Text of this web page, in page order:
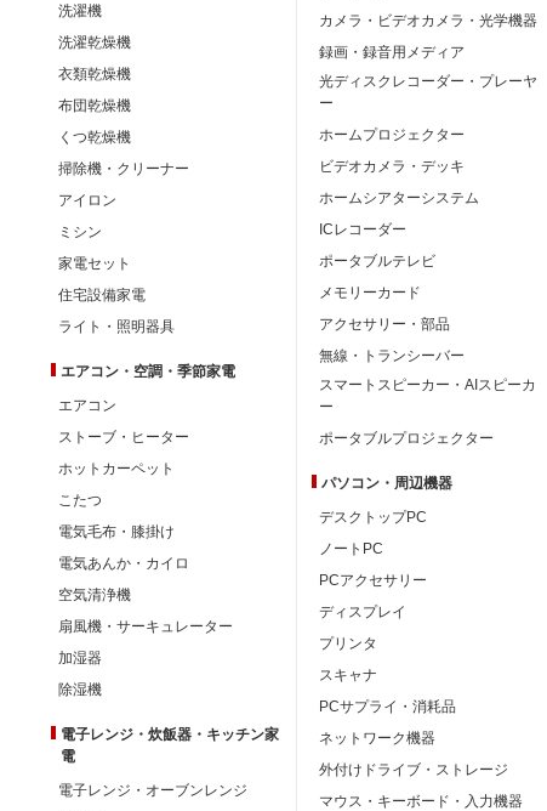
洗濯機
洗濯乾燥機
衣類乾燥機
布団乾燥機
くつ乾燥機
掃除機・クリーナー
アイロン
ミシン
家電セット
住宅設備家電
ライト・照明器具
エアコン・空調・季節家電
エアコン
ストーブ・ヒーター
ホットカーペット
こたつ
電気毛布・膝掛け
電気あんか・カイロ
空気清浄機
扇風機・サーキュレーター
加湿器
除湿機
電子レンジ・炊飯器・キッチン家
電
電子レンジ・オーブンレンジ
カメラ・ビデオカメラ・光学機器
録画・録音用メディア
光ディスクレコーダー・プレーヤ
ー
ホームプロジェクター
ビデオカメラ・デッキ
ホームシアターシステム
ICレコーダー
ポータブルテレビ
メモリーカード
アクセサリー・部品
無線・トランシーバー
スマートスピーカー・AIスピーカ
ー
ポータブルプロジェクター
パソコン・周辺機器
デスクトップPC
ノートPC
PCアクセサリー
ディスプレイ
プリンタ
スキャナ
PCサプライ・消耗品
ネットワーク機器
外付けドライブ・ストレージ
マウス・キーボード・入力機器